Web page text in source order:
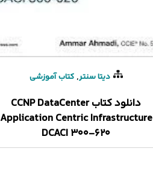
دیتا سنتر, کتاب آموزشی
دانلود کتاب CCNP DataCenter
Application Centric Infrastructure
DCACI 300-620